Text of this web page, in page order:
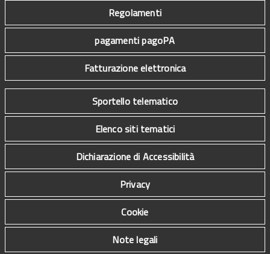
Regolamenti
pagamenti pagoPA
Fatturazione elettronica
Sportello telematico
Elenco siti tematici
Dichiarazione di Accessibilità
Privacy
Cookie
Note legali